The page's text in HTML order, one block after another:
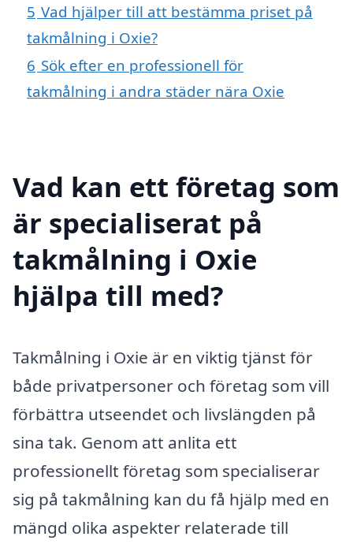
5 Vad hjälper till att bestämma priset på
takmålning i Oxie?
6 Sök efter en professionell för
takmålning i andra städer nära Oxie
Vad kan ett företag som
är specialiserat på
takmålning i Oxie
hjälpa till med?
Takmålning i Oxie är en viktig tjänst för
både privatpersoner och företag som vill
förbättra utseendet och livslängden på
sina tak. Genom att anlita ett
professionellt företag som specialiserar
sig på takmålning kan du få hjälp med en
mängd olika aspekter relaterade till